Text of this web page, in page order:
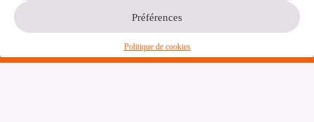
Préférences
Politique de cookies